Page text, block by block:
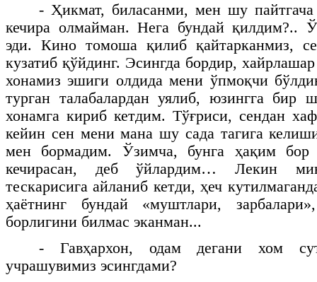
- Ҳикмат, биласанми, мен шу
кечира олмайман. Нега бундай
эди. Кино томоша қилиб қайтарканмиз,
кузатиб қўйдинг. Эсингда бордир,
хонамиз эшиги олдида мени ўпмоқчи
турган талабалардан уялиб, юзингга бир
хонамга кириб кетдим. Тўғриси, сендан
кейин сен мени мана шу сада тагига
мен бормадим. Ўзимча, бунга ҳақим
кечирасан, деб ўйлардим… Лекин
тескарисига айланиб кетди, ҳеч
ҳаётнинг бундай «муштлари, зарбалари»,
борлигини билмас эканман...
- Гавҳархон, одам дегани хом
учрашувимиз эсингдами?